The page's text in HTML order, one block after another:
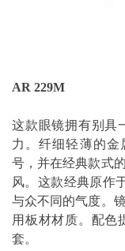
AR 229M
这款眼镜拥有别具
力。纤细轻薄的金
号，并在经典款式
风。这款经典原作
与众不同的气度。
用板材材质。配色
套。